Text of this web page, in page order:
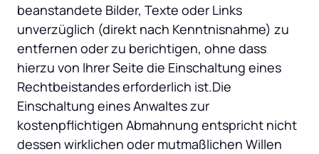
beanstandete Bilder, Texte oder Links
unverzüglich (direkt nach Kenntnisnahme) zu
entfernen oder zu berichtigen, ohne dass
hierzu von Ihrer Seite die Einschaltung eines
Rechtbeistandes erforderlich ist.Die
Einschaltung eines Anwaltes zur
kostenpflichtigen Abmahnung entspricht nicht
dessen wirklichen oder mutmaßlichen Willen